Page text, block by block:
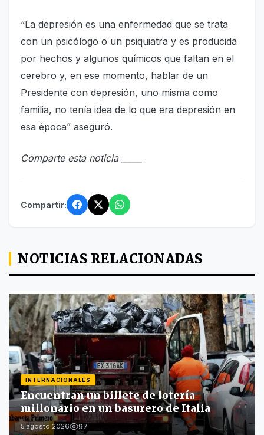
“La depresión es una enfermedad que se trata
con un psicólogo o un psiquiatra y es producida
por hechos y algunos químicos que faltan en el
cerebro y, en ese momento, hablar de un
Presidente con depresión, uno misma como
familia, no tenía idea de lo que era depresión en
esa época” aseguró.
Comparte esta noticia _____
Compartir:
NOTICIAS RELACIONADAS
INTERNACIONALES
Encuentran un billete de lotería
millonario en un basurero de Italia
5 agosto 2026 97